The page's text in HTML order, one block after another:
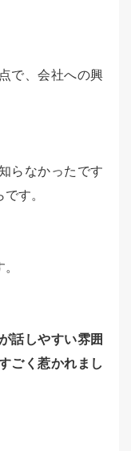
で、会社への興
らなかったです
す。
話しやすい雰囲
ごく惹かれまし